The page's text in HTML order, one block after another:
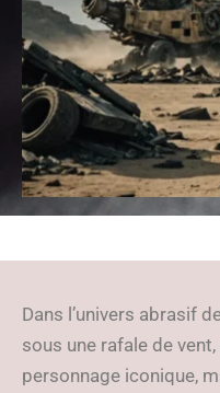
Dans l’univers abrasif
sous une rafale de
personnage iconique,